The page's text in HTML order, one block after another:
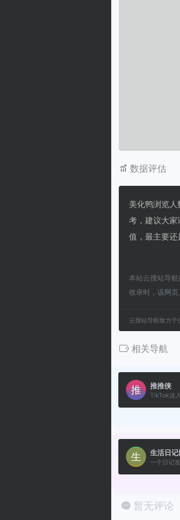
数据评估
美化鸭浏览
考，建议大
值，最主要
本站云搜站导
收录时，该网
云搜站导航致力于
相关导航
推推侠
TikTok达
生活日记
一个日记
暂无评论